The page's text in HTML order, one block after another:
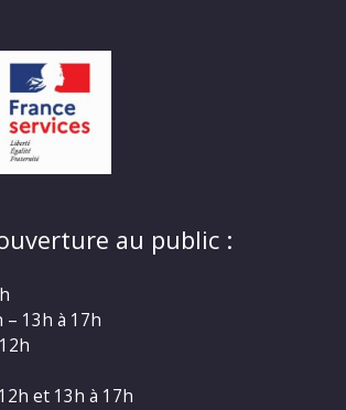
au public :
– 13h à 17h
et 13h à 17h